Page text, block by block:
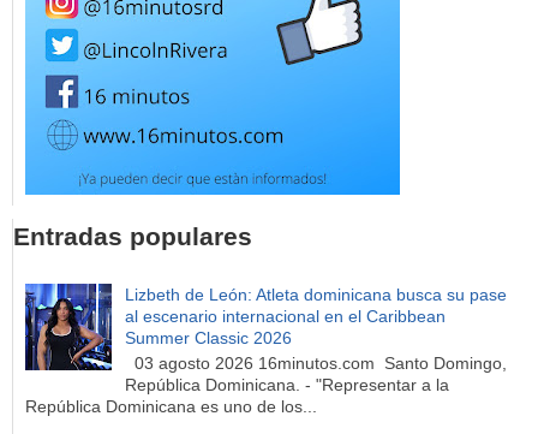
Entradas populares
Lizbeth de León: Atleta dominicana busca su pase
al escenario internacional en el Caribbean
Summer Classic 2026
03 agosto 2026 16minutos.com Santo Domingo,
República Dominicana. - "Representar a la
República Dominicana es uno de los...